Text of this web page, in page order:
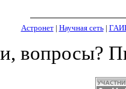
Астронет| Научная сеть|
вопросы?